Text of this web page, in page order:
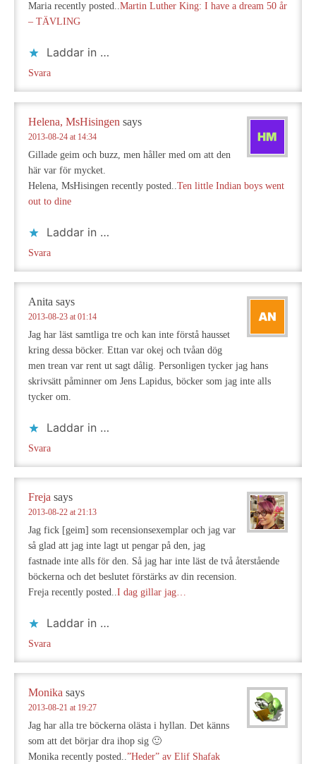
Maria recently posted..Martin Luther King: I have a dream 50 år
– TÄVLING
Laddar in …
Svara
Helena, MsHisingen says
2013-08-24 at 14:34
Gillade geim och buzz, men håller med om att den
här var för mycket.
Helena, MsHisingen recently posted..Ten little Indian boys went
out to dine
Laddar in …
Svara
Anita says
2013-08-23 at 01:14
Jag har läst samtliga tre och kan inte förstå hausset
kring dessa böcker. Ettan var okej och tvåan dög
men trean var rent ut sagt dålig. Personligen tycker jag hans
skrivsätt påminner om Jens Lapidus, böcker som jag inte alls
tycker om.
Laddar in …
Svara
Freja says
2013-08-22 at 21:13
Jag fick [geim] som recensionsexemplar och jag var
så glad att jag inte lagt ut pengar på den, jag
fastnade inte alls för den. Så jag har inte läst de två återstående
böckerna och det beslutet förstärks av din recension.
Freja recently posted..I dag gillar jag…
Laddar in …
Svara
Monika says
2013-08-21 at 19:27
Jag har alla tre böckerna olästa i hyllan. Det känns
som att det börjar dra ihop sig 🙂
Monika recently posted..”Heder” av Elif Shafak